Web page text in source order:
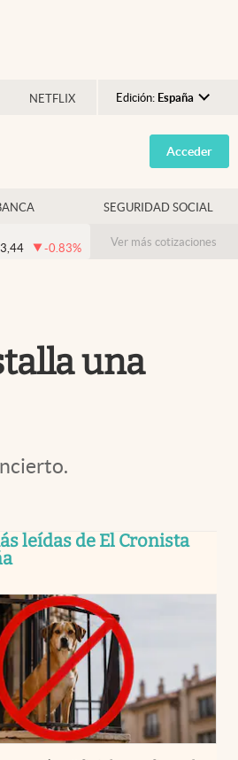
NETFLIX Edición: España
Argentina
España
USA
Colombia
Acceder
SEGURIDAD SOCIAL
-0.83% Ver más cotizaciones
una
leídas de El Cronista